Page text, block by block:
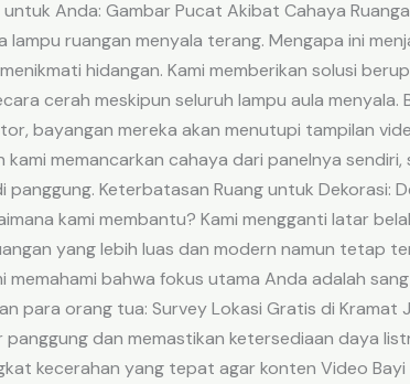
Anda: Gambar Pucat Akibat Cahaya
ruangan menyala terang. Mengapa ini
hidangan. Kami memberikan solusi
cerah meskipun seluruh lampu aula menyala.
bayangan mereka akan menutupi tampilan
memancarkan cahaya dari panelnya
Keterbatasan Ruang untuk Dekorasi:
kami membantu? Kami mengganti latar
yang lebih luas dan modern namun tetap
memahami bahwa fokus utama Anda adalah
para orang tua: Survey Lokasi Gratis di Kramat
dan memastikan ketersediaan daya
kecerahan yang tepat agar konten Video